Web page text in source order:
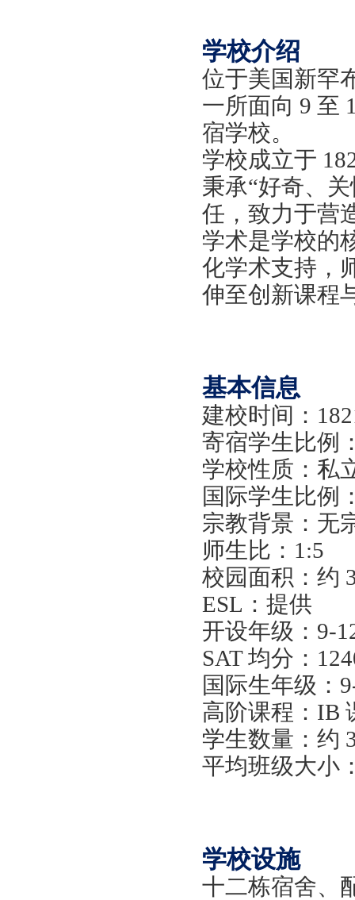
学校介绍
位于美国新罕
一所面向 9 至
宿学校。
学校成立于
秉承“好奇、
任，致力于营
学术是学校的
化学术支持，
伸至创新课程
基本信息
建校时间：
寄宿学生比例
学校性质：私
国际学生比例
宗教背景：无
师生比： 1:5
校园面积：约
ESL：提供
开设年级： 9-
SAT 均分：
国际生年级：
高阶课程： IB
学生数量：约
平均班级大小
学校设施
十二栋宿舍、